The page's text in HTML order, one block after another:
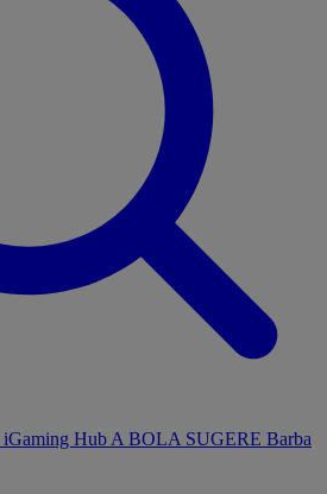
iGaming Hub A BOLA SUGERE Barba